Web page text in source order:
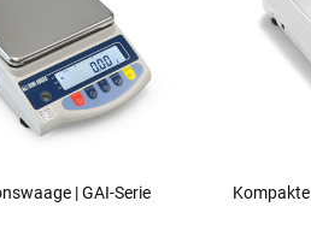
| GAI-Serie